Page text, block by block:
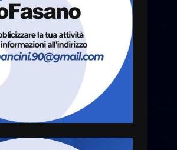
Carta d’identità: continua il
piano di aperture
straordinarie del Comune di
Fasano
6 Agosto 2026 14:16
Grazia Neglia, coordinatrice
cittadina di Fratelli d’Italia,
pronta a tornare in Consiglio
comunale